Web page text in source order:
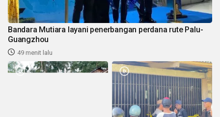
Bandara Mutiara layani penerbangan perdana rute Palu-
Guangzhou
49 menit lalu